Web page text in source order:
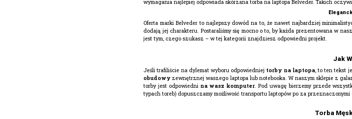
wymagania najlepiej odpowiada skórzana torba na laptopa Belveder. Takich
Oferta marki Belveder to najlepszy dowód na to, że nawet najbardziej
dodają jej charakteru. Postaraliśmy się mocno o to, by każda prezentowana w
jest tym, czego szukasz – w tej kategorii znajdziesz odpowiedni projekt.
Jak
Jeśli trafiliście na dylemat wyboru odpowiedniej torby na laptopa, to ten tekst
obudowy zewnętrznej waszego laptopa lub notebooka. W naszym sklepie z
torby jest odpowiedni na wasz komputer. Pod uwagę bierzemy przede
typach toreb) dopuszczamy możliwość transportu laptopów po za
Torba